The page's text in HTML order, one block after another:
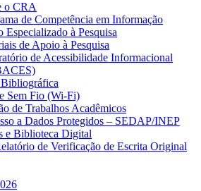
o CRA
de Competência em Informação
Especializado à Pesquisa
de Apoio à Pesquisa
de Acessibilidade Informacional
Sem Fio (Wi-Fi)
de Trabalhos Acadêmicos
a Dados Protegidos – SEDAP/INEP
e Biblioteca Digital
de Verificação de Escrita Original